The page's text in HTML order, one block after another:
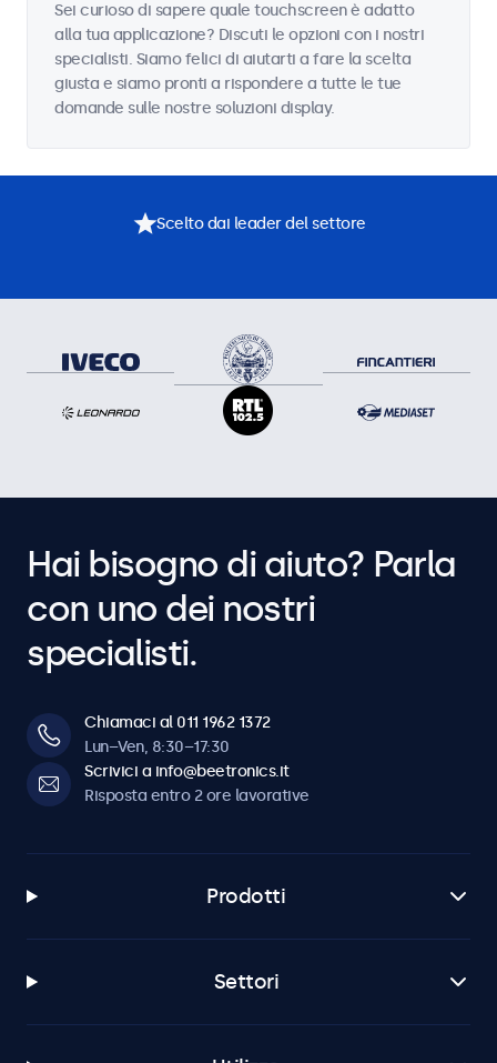
Sei curioso di sapere quale touchscreen è adatto
alla tua applicazione? Discuti le opzioni con i nostri
specialisti. Siamo felici di aiutarti a fare la scelta
giusta e siamo pronti a rispondere a tutte le tue
domande sulle nostre soluzioni display.
Scelto dai leader del settore
Hai bisogno di aiuto? Parla
con uno dei nostri
specialisti.
Chiamaci al 011 1962 1372
Lun–Ven, 8:30–17:30
Scrivici a info@beetronics.it
Risposta entro 2 ore lavorative
Prodotti
Settori